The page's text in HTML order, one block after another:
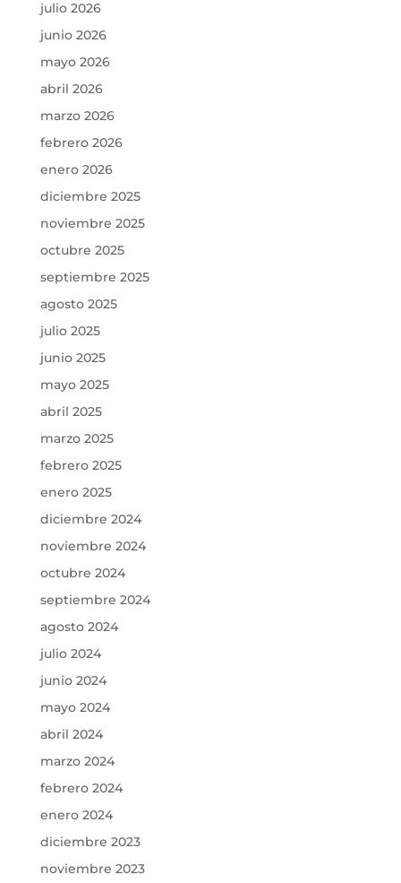
julio 2026
junio 2026
mayo 2026
abril 2026
marzo 2026
febrero 2026
enero 2026
diciembre 2025
noviembre 2025
octubre 2025
septiembre 2025
agosto 2025
julio 2025
junio 2025
mayo 2025
abril 2025
marzo 2025
febrero 2025
enero 2025
diciembre 2024
noviembre 2024
octubre 2024
septiembre 2024
agosto 2024
julio 2024
junio 2024
mayo 2024
abril 2024
marzo 2024
febrero 2024
enero 2024
diciembre 2023
noviembre 2023